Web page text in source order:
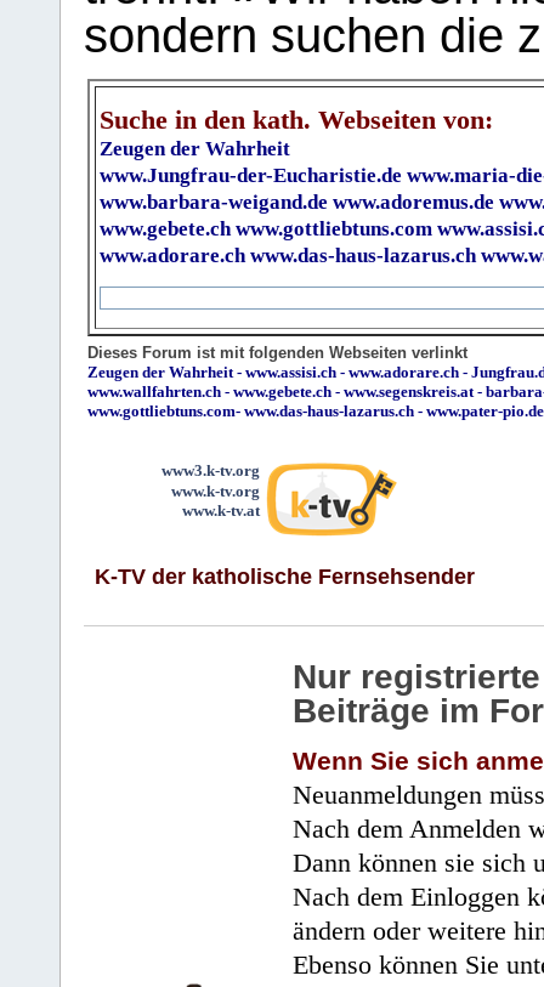
sondern suchen die
Suche in den kath. Webseiten von:
Zeugen der Wahrheit
www.Jungfrau-der-Eucharistie.de www.maria-
www.barbara-weigand.de www.adoremus.de
www.gebete.ch www.gottliebtuns.com
www.adorare.ch www.das-haus-lazarus.ch
Dieses Forum ist mit folgenden Webseiten verlinkt
Zeugen der Wahrheit- www.assisi.ch - www.adorare.ch -
www.wallfahrten.ch - www.gebete.ch - www.segenskreis.at-
www.gottliebtuns.com- www.das-haus-lazarus.ch - www.pater-pio.de
www3.k-tv.org
www.k-tv.org
www.k-tv.at
K-TV der katholische Fernsehsender
Nur
Beiträge im
Wenn Sie sich
Neuanmeldungen
Nach dem Anmelden
Dann können sie sich
Nach dem Einloggen
ändern oder weitere
Ebenso können Sie